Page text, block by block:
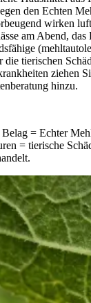
den Echten
wirken
am Abend, das
die tierischen
ziehen
hinzu.
Belag = Echter
= tierische